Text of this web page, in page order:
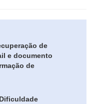
de
e documento
de